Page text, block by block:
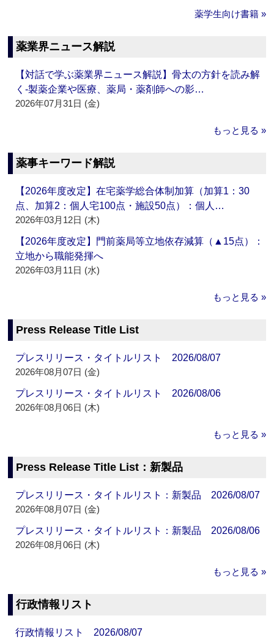
薬学生向け書籍 »
薬業界ニュース解説
【対話で学ぶ薬業界ニュース解説】骨太の方針を読み解
く‐製薬企業や医療、薬局・薬剤師への影…
2026年07月31日 (金)
もっと見る »
薬事キーワード解説
【2026年度改定】在宅薬学総合体制加算（加算1：30
点、加算2：個人宅100点・施設50点）：個人…
2026年03月12日 (木)
【2026年度改定】門前薬局等立地依存減算（▲15点）：
立地から職能発揮へ
2026年03月11日 (水)
もっと見る »
Press Release Title List
プレスリリース・タイトルリスト 2026/08/07
2026年08月07日 (金)
プレスリリース・タイトルリスト 2026/08/06
2026年08月06日 (木)
もっと見る »
Press Release Title List：新製品
プレスリリース・タイトルリスト：新製品 2026/08/07
2026年08月07日 (金)
プレスリリース・タイトルリスト：新製品 2026/08/06
2026年08月06日 (木)
もっと見る »
行政情報リスト
行政情報リスト 2026/08/07